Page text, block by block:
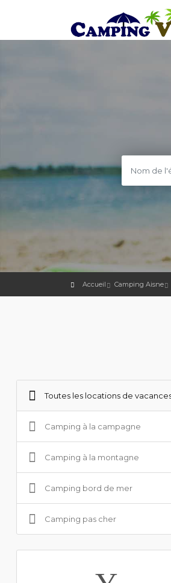
Accueil Camping Aisne
Toutes les locations de
Camping à la campagne
Camping à la montagne
Camping bord de mer
Camping pas cher